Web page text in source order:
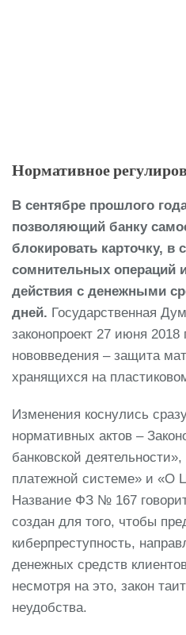
Нормативное
В сентябре прошлого
позволяющий банку
блокировать карточку, в
сомнительных операций
действия с денежными
дней. Государственная
законопроект 27 июня 2018
нововведения – защита
хранящихся на
Изменения коснулись
нормативных актов –
банковской
платежной системе» и «О
Название ФЗ № 167
создан для того, чтобы
киберпреступность,
денежных средств
несмотря на это, закон
неудобства.